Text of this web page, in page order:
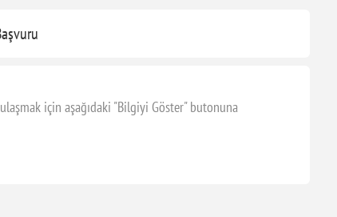
için aşağıdaki "Bilgiyi Göster" butonuna